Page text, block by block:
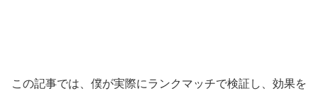
この記事では、僕が実際にランクマッチで検証し、効果を